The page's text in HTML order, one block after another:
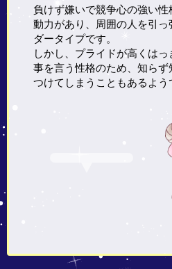
負けず嫌いで競争心の強い
動力があり、周囲の人を引
ダータイプです。
しかし、プライドが高くは
事を言う性格のため、知ら
つけてしまうこともあるよう